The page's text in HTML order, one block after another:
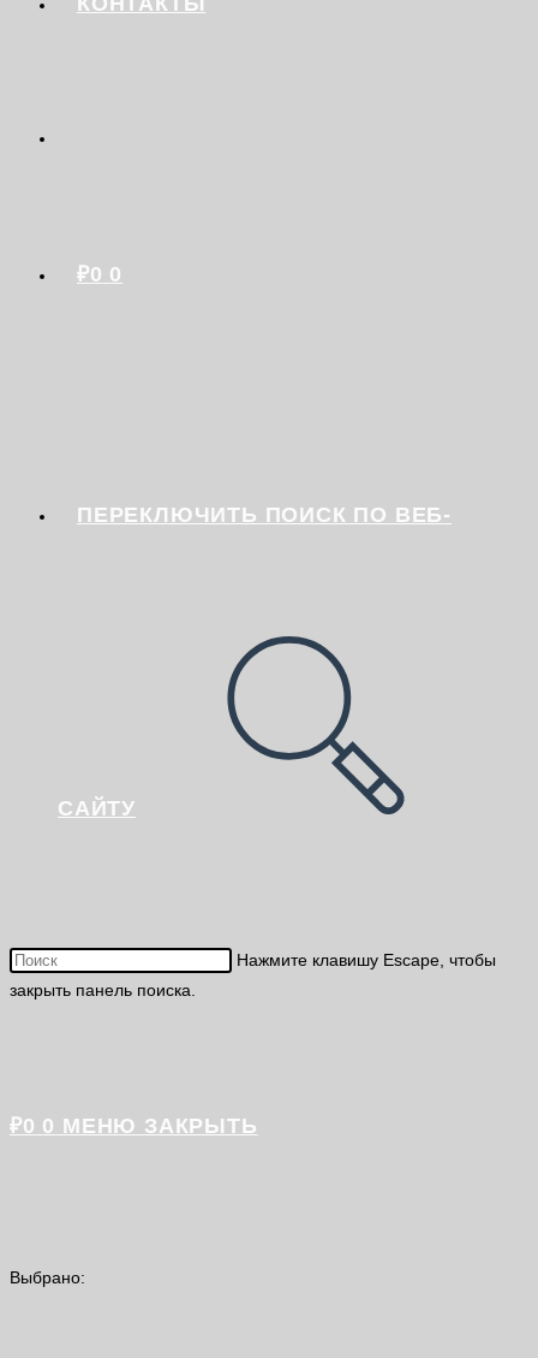
₽0 0
ПЕРЕКЛЮЧИТЬ ПОИСК ПО ВЕБ-
САЙТУ
Нажмите клавишу Escape, чтобы
закрыть панель поиска.
₽0 0 МЕНЮ ЗАКРЫТЬ
Выбрано: